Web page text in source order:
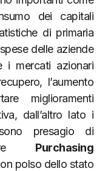
dei capitali
di primaria
delle aziende
i mercati azionari
l’aumento
miglioramenti
dall’altro lato i
presagio di
Purchasing
polso dello stato